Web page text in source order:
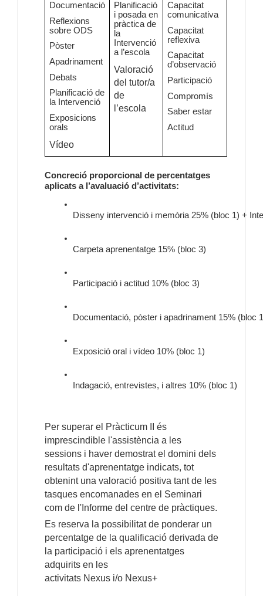
Documentació
Reflexions
sobre ODS
Pòster
Apadrinament
Debats
Planificació de
la Intervenció
Exposicions
orals
Vídeo
Planificació
i posada en
pràctica de
la
Intervenció
a l’escola
Valoració
del tutor/a
de
l’escola
Capacitat
comunicativa
Capacitat
reflexiva
Capacitat
d’observació
Participació
Compromís
Saber estar
Actitud
Concreció proporcional de percentatges
aplicats a l’avaluació d’activitats:
Disseny intervenció i memòria 25% (bloc 1) +
Carpeta aprenentatge 15% (bloc 3)
Participació i actitud 10% (bloc 3)
Documentació, pòster i apadrinament 15% (bloc
Exposició oral i vídeo 10% (bloc 1)
Indagació, entrevistes, i altres 10% (bloc 1)
Per superar el Pràcticum II és
imprescindible l'assistència a les
sessions i haver demostrat el domini dels
resultats d'aprenentatge indicats, tot
obtenint una valoració positiva tant de les
tasques encomanades en el Seminari
com de l'Informe del centre de pràctiques.
Es reserva la possibilitat de ponderar un
percentatge de la qualificació derivada de
la participació i els aprenentatges
adquirits en les
activitats Nexus i/o Nexus+